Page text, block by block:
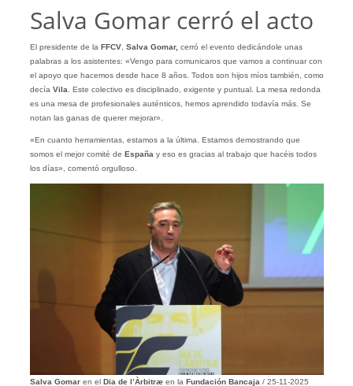
Salva Gomar cerró el acto
El presidente de la FFCV, Salva Gomar, cerró el evento dedicándole unas
palabras a los asistentes: «Vengo para comunicaros que vamos a continuar con
el apoyo que hacemos desde hace 8 años. Todos son hijos míos también, como
decía Vila . Este colectivo es disciplinado, exigente y puntual. La mesa redonda
es una mesa de profesionales auténticos, hemos aprendido todavía más. Se
notan las ganas de querer mejorar».
«En cuanto herramientas, estamos a la última. Estamos demostrando que
somos el mejor comité de España y eso es gracias al trabajo que hacéis todos
los días», comentó orgulloso.
Salva Gomaren el Dia de l’Àrbitræen la Fundación Bancaja / 25-11-2025